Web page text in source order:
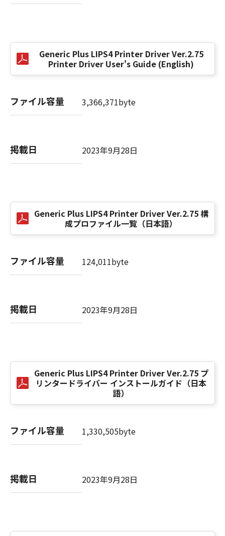
した場合、速やかに、「本ソフトウェア」およ
びその複製物のすべてを廃棄または消去するも
のとします。
定は、本契約書の終了後も効力を有します。
“米国政府エンドユーザー”とは、米国政府の機
関また団体を意味します。もしお客様が米国政
item," as that term is defined at 48 C.F.R.
2.101 (Oct 1995), consisting of "commercial
computer software" and "commercial
computer software documentation," as such
Consistent with 48 C.F.R. 12.212 and 48 C.F.R.
227.7202-1 through 227.7202-4 (June 1995),
forth herein. The manufacturer is Canon
Inc./30-2, Shimomaruko 3-chome, Ohta-ku,
意味し、指し示すものとします。
本契約書のいずれかの条項またはその一部が法
の他の条項は完全に有効に存続するものとしま
す。
以 上
Generic Plus LIPS4 Printer Driver Ver.2.75
Printer Driver User's Guide (English)
ファイル容量 3,366,371byte
掲載日 2023年9月28日
Generic Plus LIPS4 Printer Driver Ver.2.75 構
成プロファイル一覧（日本語）
ファイル容量 124,011byte
掲載日 2023年9月28日
Generic Plus LIPS4 Printer Driver Ver.2.75 プ
リンタードライバー インストールガイド（日本
語）
ファイル容量 1,330,505byte
掲載日 2023年9月28日